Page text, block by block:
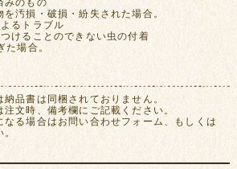
汚損・破損・紛失された場合。
るトラブル
けることのできない虫の付着
た場合。
品書は同梱されておりません。
文時、備考欄にご記載ください。
なる場合はお問い合わせフォーム、もしくは